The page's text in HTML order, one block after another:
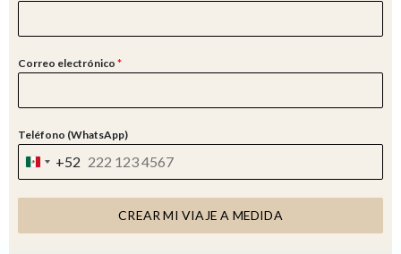
Correo electrónico *
Teléfono (WhatsApp)
M
E
+52
CREAR MI VIAJE A MEDIDA